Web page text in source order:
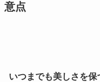
意点
いつまでも美しさを